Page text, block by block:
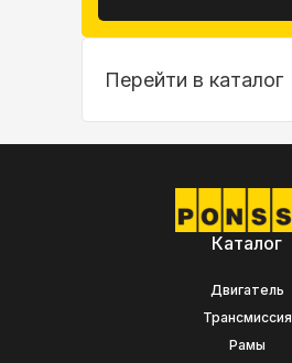
Перейти в каталог
Каталог
Двигатель
Трансмиссия
Рамы